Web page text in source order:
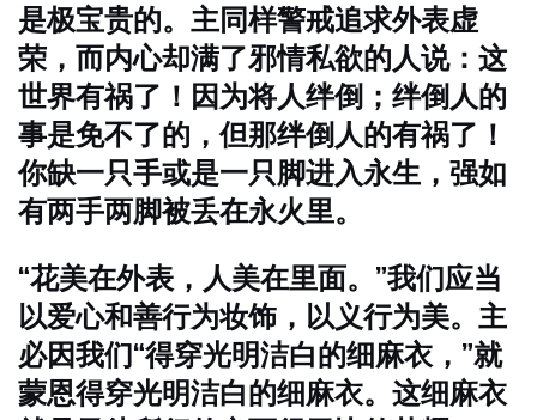
是极宝贵的。主同样警戒追求外表虚
荣，而内心却满了邪情私欲的人说：这
世界有祸了！因为将人绊倒；绊倒人的
事是免不了的，但那绊倒人的有祸了！
你缺一只手或是一只脚进入永生，强如
有两手两脚被丢在永火里。
“花美在外表，人美在里面。”我们应当
以爱心和善行为妆饰，以义行为美。主
必因我们“得穿光明洁白的细麻衣，”就
蒙恩得穿光明洁白的细麻衣。这细麻衣